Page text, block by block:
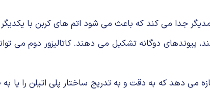
همدیگر جدا می کند که باعث می شود اتم های کربن با
دوگانه تشکیل می دهند. کاتالیزور دوم می
می دهد که به دقت و به تدریج ساختار پلی اتیلن را